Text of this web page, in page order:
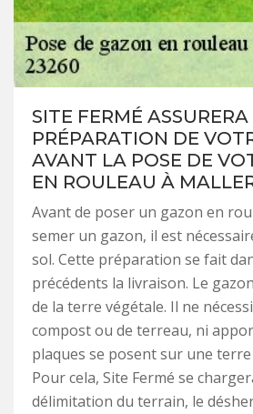
SITE FERMÉ
PRÉPARATION DE
AVANT LA POSE DE
EN ROULEAU À
Avant de poser un gazon en
semer un gazon, il est
sol. Cette préparation se fait
précédents la livraison. Le
de la terre végétale. Il ne
compost ou de terreau, ni
plaques se posent sur une
Pour cela, Site Fermé se
délimitation du terrain, le